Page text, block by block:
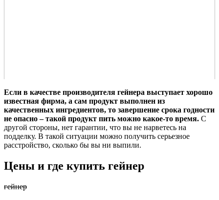
Если в качестве производителя гейнера выступает хорошо
известная фирма, а сам продукт выполнен из
качественных ингредиентов, то завершение срока годности
не опасно – такой продукт пить можно какое-то время. С
другой стороны, нет гарантии, что вы не нарветесь на
подделку. В такой ситуации можно получить серьезное
расстройство, сколько бы вы ни выпили.
Цены и где купить гейнер
гейнер